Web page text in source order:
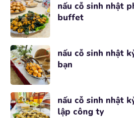
nấu cỗ sinh nhật
buffet
nấu cỗ sinh nhật
bạn
nấu cỗ sinh nhật
lập công ty